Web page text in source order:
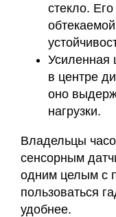
стекло.
Усиленная
в центре
оно
нагрузки.
Владельцы
сенсорным
одним целым с
пользоваться
удобнее.